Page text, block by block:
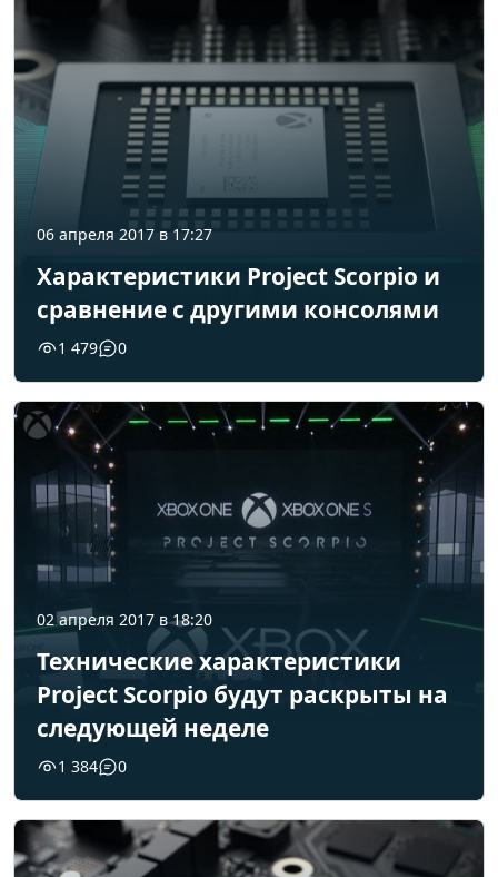
06 апреля 2017 в 17:27
Характеристики Project Scorpio и
сравнение с другими консолями
1 479 0
02 апреля 2017 в 18:20
Технические характеристики
Project Scorpio будут раскрыты на
следующей неделе
1 384 0